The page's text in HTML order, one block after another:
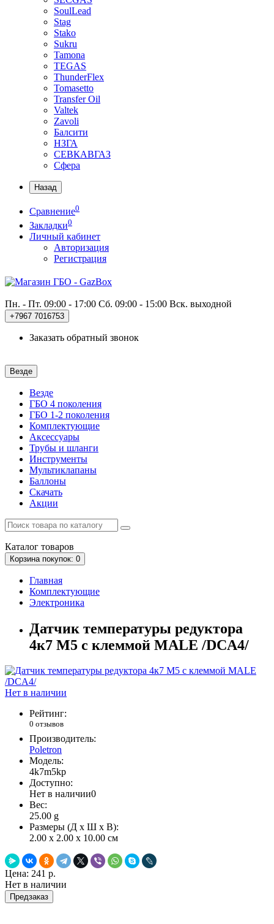
SoulLead
Stag
Stako
Sukru
Tamona
TEGAS
ThunderFlex
Tomasetto
Transfer Oil
Valtek
Zavoli
Балсити
НЗГА
СЕВКАВГАЗ
Сфера
Назад
Сравнение0
Закладки0
Личный кабинет
Авторизация
Регистрация
Пн. - Пт. 09:00 - 17:00 Сб. 09:00 - 15:00 Вск. выходной
+7967 7016753
Заказать обратный звонок
Везде
Везде
ГБО 4 поколения
ГБО 1-2 поколения
Комплектующие
Аксессуары
Трубы и шланги
Инструменты
Мультиклапаны
Баллоны
Скачать
Акции
Каталог товаров
Корзина покупок: 0
Главная
Комплектующие
Электроника
Датчик температуры редуктора
4к7 М5 с клеммой MALE /DCA4/
Нет в наличии
Рейтинг:
0 отзывов
Производитель:
Poletron
Модель:
4k7m5kp
Доступно:
Нет в наличии0
Вес:
25.00 g
Размеры (Д x Ш x В):
2.00 x 2.00 x 10.00 см
Цена: 241 р.
Нет в наличии
Предзаказ